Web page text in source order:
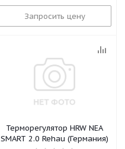
Запросить цену
Терморегулятор HRW NEA
SMART 2.0 Rehau (Германия)